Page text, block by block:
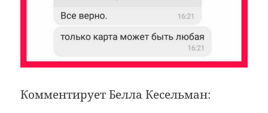
Комментирует Белла Кесельман: